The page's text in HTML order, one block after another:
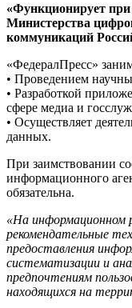
«Функционирует
Министерства
коммуникаций
«ФедералПресс»
• Проведением
• Разработкой
сфере медиа и
• Осуществляет
данных.
При заимствовании
информационного
обязательна.
«На информационном
рекомендательные
предоставления
систематизации и
предпочтениям
находящихся на